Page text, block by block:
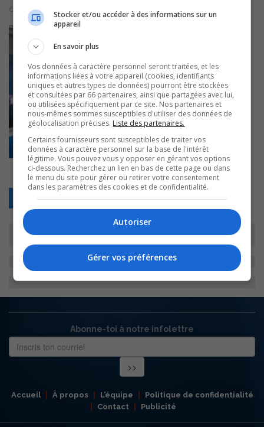
6 octobre 2022 | Par Sylvain Rochon
Retour
Abonne-toi à notre infolettre
Accueil À propos L’équipe
Politique de confidentialité
Contact
Publicité
Stocker et/ou accéder à des informations sur un
appareil
En savoir plus
Vos données à caractère personnel seront traitées, et les
informations liées à votre appareil (cookies, identifiants
uniques et autres types de données) pourront être stockées
et consultées par 66 partenaires, ainsi que partagées avec lui,
ou utilisées spécifiquement par ce site. Nos partenaires et
nous-mêmes sommes susceptibles d'utiliser des données de
géolocalisation précises. Liste des partenaires.
Certains fournisseurs sont susceptibles de traiter vos
données à caractère personnel sur la base de l'intérêt
légitime. Vous pouvez vous y opposer en gérant vos options
ci-dessous. Recherchez un lien en bas de cette page ou dans
le menu du site pour gérer ou retirer votre consentement
dans les paramètres des cookies et de confidentialité.
Autoriser
Gérer vos préférences